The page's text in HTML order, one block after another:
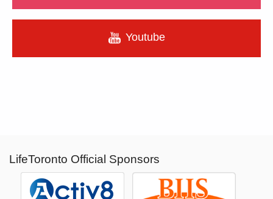
Youtube
LifeToronto Official Sponsors